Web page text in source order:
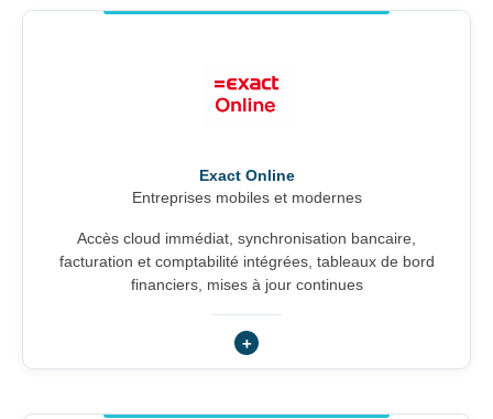
Exact Online
Entreprises mobiles et modernes
Accès cloud immédiat, synchronisation bancaire,
facturation et comptabilité intégrées, tableaux de bord
financiers, mises à jour continues